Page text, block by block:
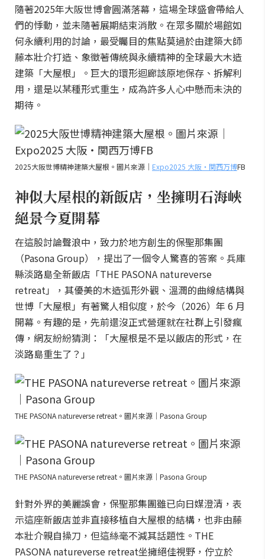
隨著2025年大阪世博會圓滿落幕，這場全球盛會帶給人
們的悸動，並未隨著展期結束消散。在眾多關於場館如
何永續利用的討論，最受矚目的焦點莫過於由建築大師
藤本壯介打造、象徵著傳統與永續精神的全球最大木造
建築「大屋根」。巨大的環形迴廊該原地保存、拆解利
用，還是以某種形式重生，成為許多人心中懸而未決的
期待。
2025大阪世博精神建築大屋根。圖片來源｜ Expo2025 大阪・関西万博FB
神似大屋根的新飯店，坐擁明石海峽
絕景今夏開幕
在這股討論聲浪中，致力於地方創生的保聖那集團
（Pasona Group），提出了一個令人驚喜的答案。兵庫
縣淡路島全新飯店「THE PASONA natureverse
retreat」，其優美的木造弧形外觀、溫潤的曲線結構與
世博「大屋根」有著驚人相似度，於今（2026）年 6 月
開幕。有趣的是，先前還沒正式營運就在社群上引發瘋
傳，網友紛紛猜測：「大屋根是不是以飯店的形式，在
淡路島重生了？」
THE PASONA natureverse retreat。圖片來源｜Pasona Group
THE PASONA natureverse retreat。圖片來源｜Pasona Group
針對外界的美麗誤會，保聖那集團雖已向日媒澄清，表
示這座新飯店並非直接移植自大屋根的結構，也非由藤
本壯介親自操刀，但這絲毫不減其話題性。THE
PASONA natureverse retreat坐擁絕佳視野，佇立於